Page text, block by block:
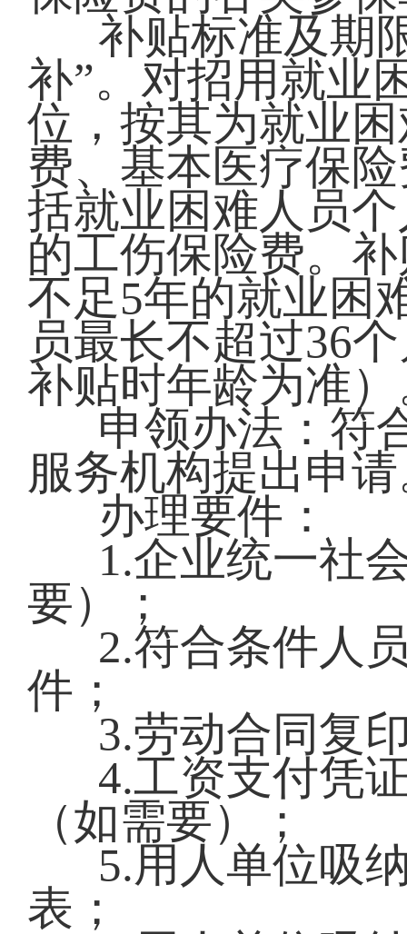
补贴标准及期
补”。对招用就业
位，按其为就业
费、基本医疗保
括就业困难人员
的工伤保险费。
不足5年的就业困
员最长不超过36
补贴时年龄为准
申领办法：符
服务机构提出申
办理要件：
1.企业统一社
要）；
2.符合条件人
件；
3.劳动合同复
4.工资支付凭
（如需要）；
5.用人单位吸
表；